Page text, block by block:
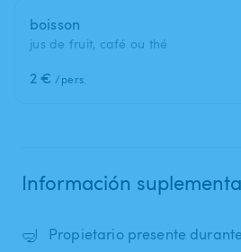
boisson
jus de fruit, café ou thé
2 € /pers.
Información
🤿 Propietario presente